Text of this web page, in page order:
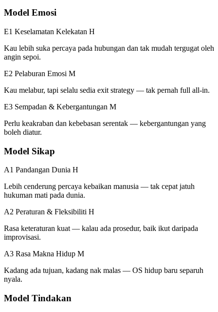
Model Emosi
E1 Keselamatan Kelekatan H
Kau lebih suka percaya pada hubungan dan tak mudah tergugat oleh
angin sepoi.
E2 Pelaburan Emosi M
Kau melabur, tapi selalu sedia exit strategy — tak pernah full all-in.
E3 Sempadan & Kebergantungan M
Perlu keakraban dan kebebasan serentak — kebergantungan yang
boleh diatur.
Model Sikap
A1 Pandangan Dunia H
Lebih cenderung percaya kebaikan manusia — tak cepat jatuh
hukuman mati pada dunia.
A2 Peraturan & Fleksibiliti H
Rasa keteraturan kuat — kalau ada prosedur, baik ikut daripada
improvisasi.
A3 Rasa Makna Hidup M
Kadang ada tujuan, kadang nak malas — OS hidup baru separuh
nyala.
Model Tindakan